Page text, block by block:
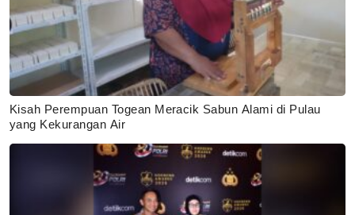
Kisah Perempuan Togean Meracik Sabun Alami di Pulau
yang Kekurangan Air